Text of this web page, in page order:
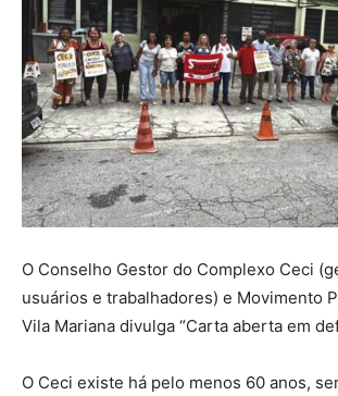
O Conselho Gestor do Complexo Ceci
usuários e trabalhadores) e Movimento
Vila Mariana divulga “Carta aberta em
O Ceci existe há pelo menos 60 anos,